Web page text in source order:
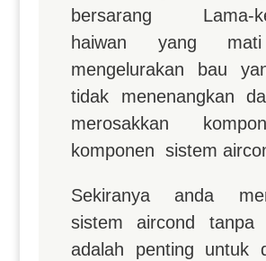
bersarang Lama-
haiwan yang
mengelurakan bau
tidak menenangkan
merosakkan
komponen sistem
Sekiranya anda
sistem aircond tanpa
adalah penting untuk